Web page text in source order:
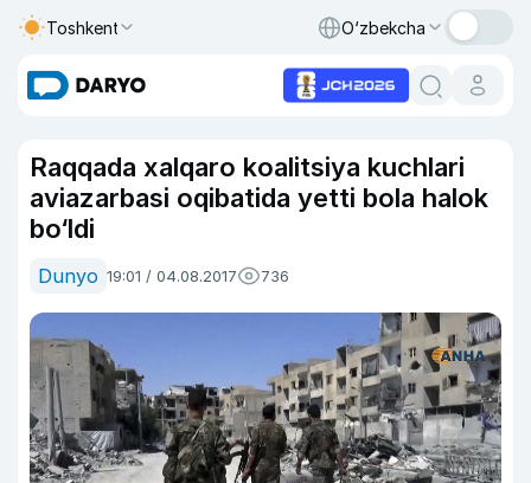
Toshkent O‘zbekcha
Raqqada xalqaro koalitsiya kuchlari
aviazarbasi oqibatida yetti bola halok
bo‘ldi
Dunyo 19:01 / 04.08.2017 736